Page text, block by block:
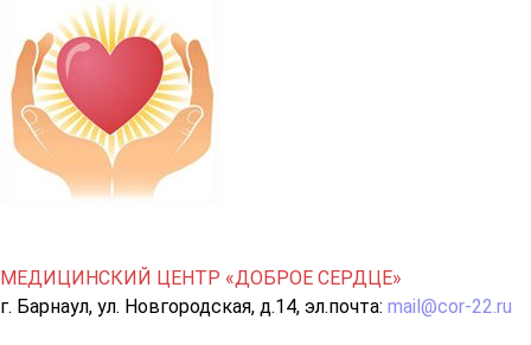
МЕДИЦИНСКИЙ ЦЕНТР «ДОБРОЕ СЕРДЦЕ»
г. Барнаул, ул. Новгородская, д.14, эл.почта: mail@cor-22.ru